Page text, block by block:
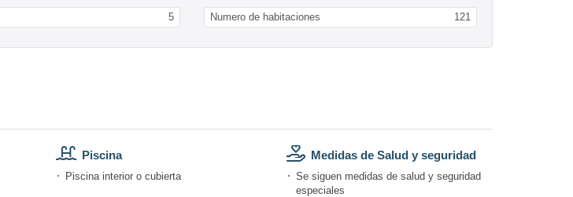
5 Numero de habitaciones 121
Piscina
Piscina interior o cubierta
Medidas de Salud y seguridad
Se siguen medidas de salud y seguridad
especiales